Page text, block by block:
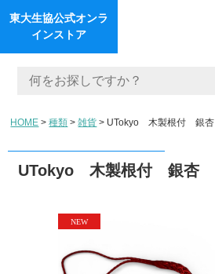
東大生協公式オンラ
インストア
HOME 種類 雑貨 UTokyo 木製根付 銀杏
UTokyo 木製根付 銀杏